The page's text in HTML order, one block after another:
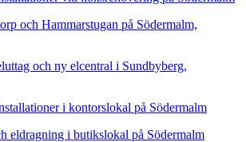
och Hammarstugan på Södermalm,
och ny elcentral i Sundbyberg,
i kontorslokal på Södermalm
eldragning i butikslokal på Södermalm